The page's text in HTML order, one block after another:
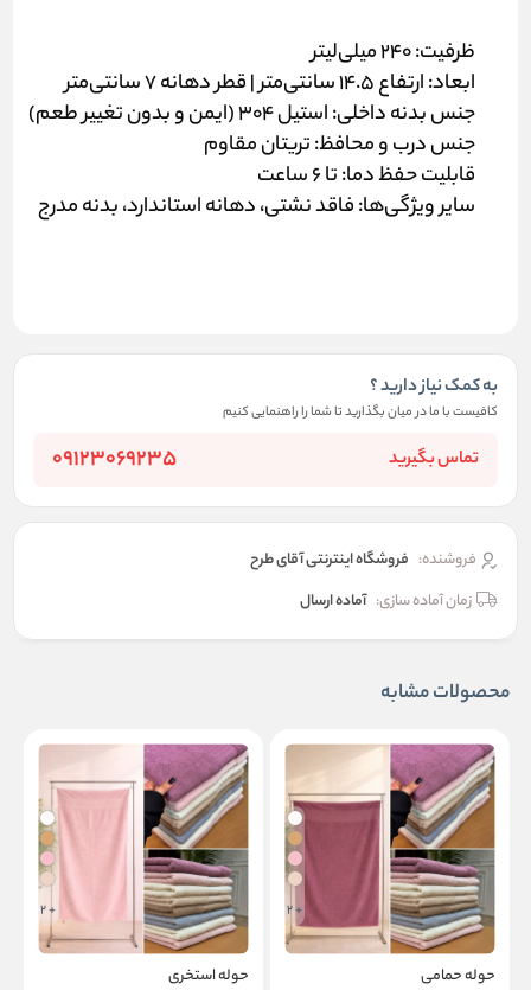
ظرفیت:
ابعاد:ارتفاع ۱۴.۵ سانتی‌متر | قطر دهانه ۷ سانتی‌متر
جنس بدنه داخلی:استیل ۳۰۴ (ایمن و بدون تغییر طعم)
جنس درب و محافظ:تریتان مقاوم
قابلیت حفظ دما:تا ۶ ساعت
سایر ویژگی‌ها:فاقد نشتی، دهانه استاندارد، بدنه مدرج
به کمک نیاز دارید ؟
کافیست با ما در میان بگذارید تا شما را راهنمایی کنیم
تماس بگیرید 09123069235
فروشنده: فروشگاه اینترنتی آقای طرح
زمان آماده سازی: آماده ارسال
محصولات مشابه
+ 2
حوله حمامی
+ 2
حوله استخری